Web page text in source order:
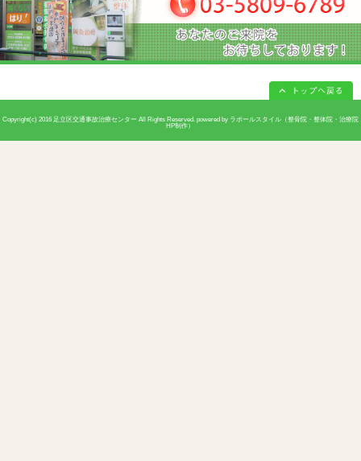
所在地
〒121-0073 東京都足立区六町4丁目
電話番号
03-5809-6789
予約
お電話・ネットでのご予約が可能です
日曜日・祝祭日